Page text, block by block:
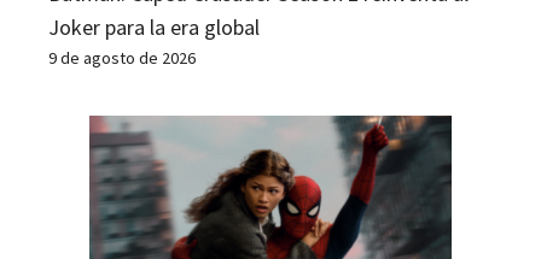
Joker para la era global
9 de agosto de 2026